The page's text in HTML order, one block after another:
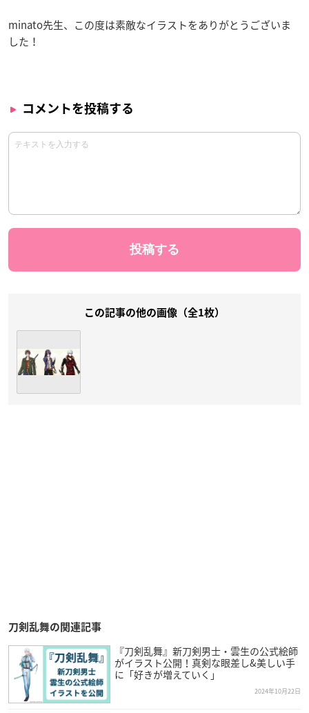
minato先生、この度は素敵なイラストをありがとうございま
した！
コメントを投稿する
この記事の他の画像（全1枚）
刀剣乱舞の関連記事
『刀剣乱舞』新刀剣男士・雲生の公式絵師
がイラスト公開！真剣な眼差し&美しい手
に「好きが増えていく」
2024年10月22日